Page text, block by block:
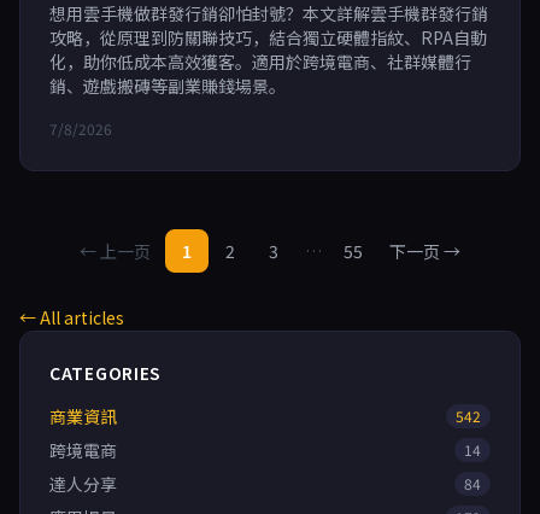
想用雲手機做群發行銷卻怕封號？本文詳解雲手機群發行銷
攻略，從原理到防關聯技巧，結合獨立硬體指紋、RPA自動
化，助你低成本高效獲客。適用於跨境電商、社群媒體行
銷、遊戲搬磚等副業賺錢場景。
7/8/2026
← 上一页 1 2 3 … 55 下一页 →
← All articles
CATEGORIES
商業資訊
542
跨境電商 14
達人分享 84